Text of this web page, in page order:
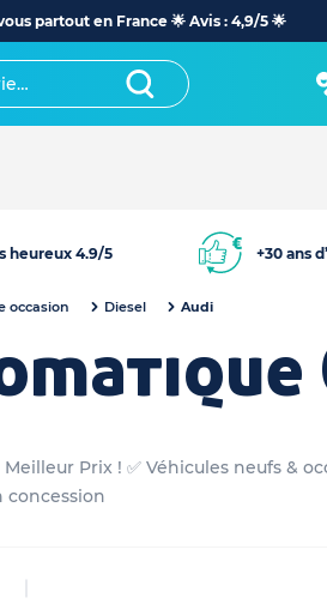
partout en France 🌟 Avis : 4,9/5 🌟
heureux 4.9/5 +30 ans
occasion Diesel Audi
Prix ! ✅ Véhicules neufs &
concession